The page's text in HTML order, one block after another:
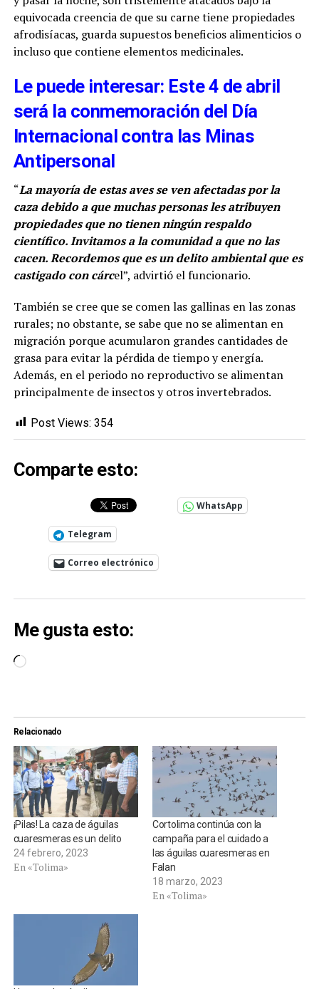
equivocada creencia de que su carne tiene propiedades
afrodisíacas, guarda supuestos beneficios alimenticios o
incluso que contiene elementos medicinales.
Le puede interesar: Este 4 de abril
será la conmemoración del Día
Internacional contra las Minas
Antipersonal
“La mayoría de estas aves se ven afectadas por la
caza debido a que muchas personas les atribuyen
propiedades que no tienen ningún respaldo
científico. Invitamos a la comunidad a que no las
cacen. Recordemos que es un delito ambiental que es
castigado con cárcel”, advirtió el funcionario.
También se cree que se comen las gallinas en las zonas
rurales; no obstante, se sabe que no se alimentan en
migración porque acumularon grandes cantidades de
grasa para evitar la pérdida de tiempo y energía.
Además, en el periodo no reproductivo se alimentan
principalmente de insectos y otros invertebrados.
Post Views: 354
Comparte esto:
WhatsApp
Telegram
Correo electrónico
Me gusta esto:
Cargando...
Relacionado
¡Pilas! La caza de águilas
cuaresmeras es un delito
24 febrero, 2023
En «Tolima»
Cortolima continúa con la
campaña para el cuidado a
las águilas cuaresmeras en
Falan
18 marzo, 2023
En «Tolima»